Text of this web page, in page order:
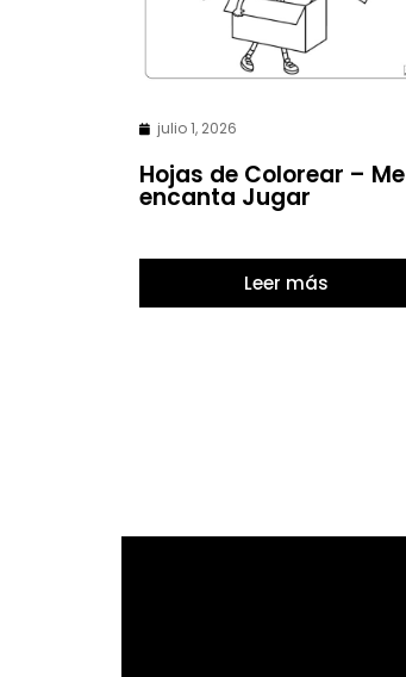
julio 1, 2026
Hojas de Colorear – Me
encanta Jugar
Leer más